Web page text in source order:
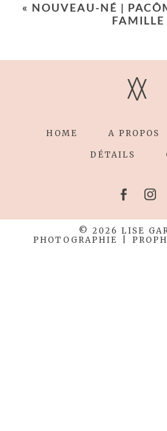
« NOUVEAU-NÉ |
V
V
HOME A PROPOS
DÉTAILS
© 2026 LISE
PHOTOGRAPHIE